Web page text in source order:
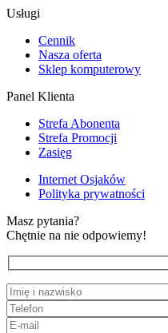
Usługi
Cennik
Nasza oferta
Sklep komputerowy
Panel Klienta
Strefa Abonenta
Strefa Promocji
Zasięg
Internet Osjaków
Polityka prywatności
Masz pytania?
Chętnie na nie odpowiemy!